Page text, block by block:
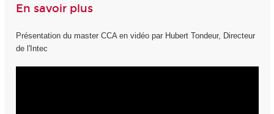
En savoir plus
Présentation du master CCA en vidéo par Hubert Tondeur, Directeur
de l'Intec